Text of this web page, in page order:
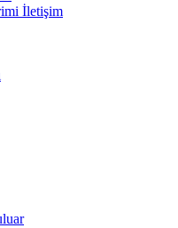
İletişim